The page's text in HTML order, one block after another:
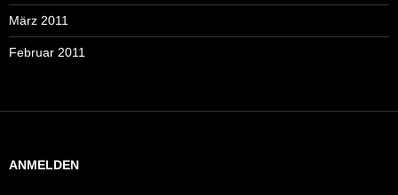
März 2011
Februar 2011
ANMELDEN